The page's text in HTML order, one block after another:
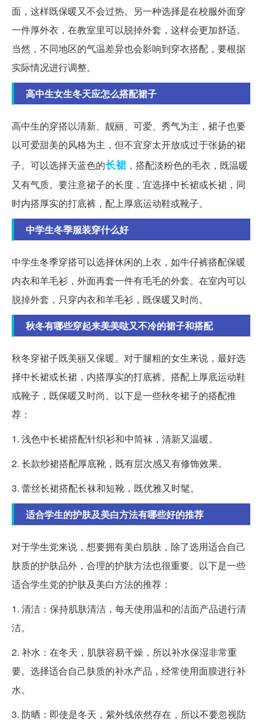
面，这样既保暖又不会过热。另一种选择是在校服外面穿
一件厚外衣，在教室里可以脱掉外套，这样会更加舒适。
当然，不同地区的气温差异也会影响到穿衣搭配，要根据
实际情况进行调整。
高中生女生冬天应怎么搭配裙子
高中生的穿搭以清新、靓丽、可爱、秀气为主，裙子也要
以可爱甜美的风格为主，但不宜穿太开放或过于张扬的裙
子。可以选择天蓝色的长裙，搭配淡粉色的毛衣，既温暖
又有气质。要注意裙子的长度，宜选择中长裙或长裙，同
时内搭厚实的打底裤，配上厚底运动鞋或靴子。
中学生冬季服装穿什么好
中学生冬季穿搭可以选择休闲的上衣，如牛仔裤搭配保暖
内衣和羊毛衫，外面再套一件有毛毛的外套。在室内可以
脱掉外套，只穿内衣和羊毛衫，既保暖又时尚。
秋冬有哪些穿起来美美哒又不冷的裙子和搭配
秋冬穿裙子既美丽又保暖。对于腿粗的女生来说，最好选
择中长裙或长裙，内搭厚实的打底裤。搭配上厚底运动鞋
或靴子，既保暖又时尚。以下是一些秋冬裙子的搭配推
荐：
1. 浅色中长裙搭配针织衫和中筒袜，清新又温暖。
2. 长款纱裙搭配厚底靴，既有层次感又有修饰效果。
3. 蕾丝长裙搭配长袜和短靴，既优雅又时髦。
适合学生的护肤及美白方法有哪些好的推荐
对于学生党来说，想要拥有美白肌肤，除了选用适合自己
肤质的护肤品外，合理的护肤方法也很重要。以下是一些
适合学生党的护肤及美白方法的推荐：
1. 清洁：保持肌肤清洁，每天使用温和的洁面产品进行清
洁。
2. 补水：在冬天，肌肤容易干燥，所以补水保湿非常重
要。选择适合自己肤质的补水产品，经常使用面膜进行补
水。
3. 防晒：即使是冬天，紫外线依然存在，所以不要忽视防